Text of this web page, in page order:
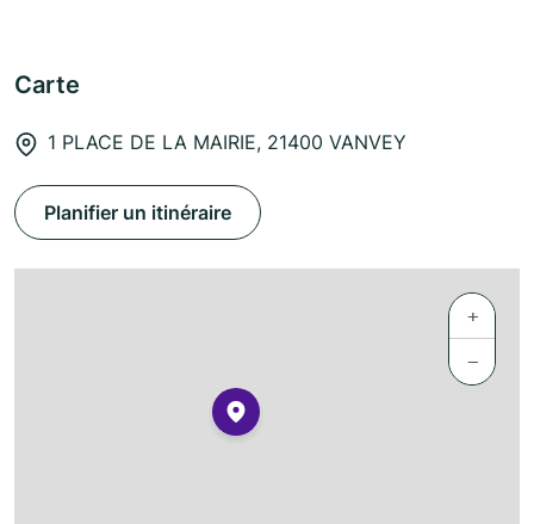
Carte
1 PLACE DE LA MAIRIE, 21400 VANVEY
Planifier un itinéraire
+
−